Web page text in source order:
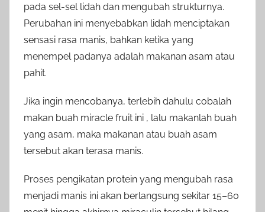
pada sel-sel lidah dan mengubah strukturnya.
Perubahan ini menyebabkan lidah menciptakan
sensasi rasa manis, bahkan ketika yang
menempel padanya adalah makanan asam atau
pahit.
Jika ingin mencobanya, terlebih dahulu cobalah
makan buah miracle fruit ini , lalu makanlah buah
yang asam, maka makanan atau buah asam
tersebut akan terasa manis.
Proses pengikatan protein yang mengubah rasa
menjadi manis ini akan berlangsung sekitar 15–60